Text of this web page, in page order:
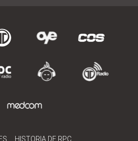
HISTORIA DE RPC